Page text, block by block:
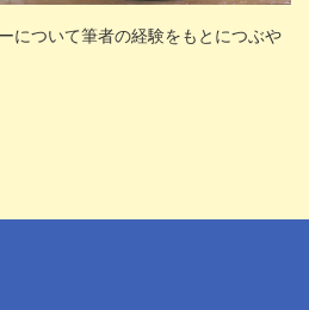
について筆者の経験をもとにつぶや